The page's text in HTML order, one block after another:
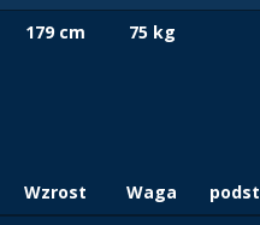
179 cm 75 kg
Wzrost Waga podst